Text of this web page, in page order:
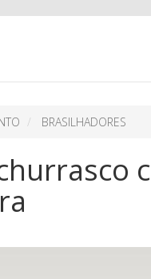
BRASILHADORES